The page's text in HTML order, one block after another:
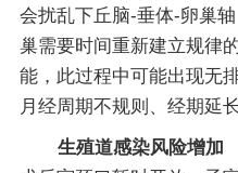
会扰乱下丘脑-垂体-卵巢
巢需要时间重新建立规律
能，此过程中可能出现无
月经周期不规则、经期延
生殖道感染风险增加